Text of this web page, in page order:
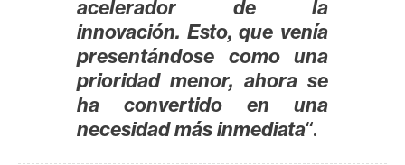
acelerador de la
innovación. Esto, que venía
presentándose como una
prioridad menor, ahora se
ha convertido en una
necesidad más inmediata“.